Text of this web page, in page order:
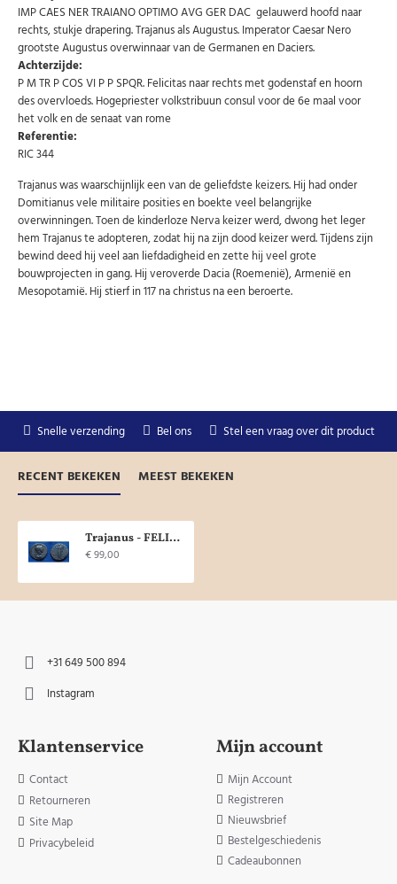
Uw
email
AANMELDEN
U kunt zich op elk moment weer afmelden via de nieuwsbrief.
Uw gegevens worden niet gedeeld met derden
Niet meer opnieuw tonen.
IMP CAES NER TRAIANO OPTIMO AVG GER DAC gelauwerd hoofd naar
rechts, stukje drapering. Trajanus als Augustus. Imperator Caesar Nero
grootste Augustus overwinnaar van de Germanen en Daciers.
Achterzijde:
P M TR P COS VI P P SPQR. Felicitas naar rechts met godenstaf en hoorn
des overvloeds. Hogepriester volkstribuun consul voor de 6e maal voor
het volk en de senaat van rome
Referentie:
RIC 344
Trajanus was waarschijnlijk een van de geliefdste keizers. Hij had onder
Domitianus vele militaire posities en boekte veel belangrijke
overwinningen. Toen de kinderloze Nerva keizer werd, dwong het leger
hem Trajanus te adopteren, zodat hij na zijn dood keizer werd. Tijdens zijn
bewind deed hij veel aan liefdadigheid en zette hij veel grote
bouwprojecten in gang. Hij veroverde Dacia (Roemenië), Armenië en
Mesopotamië. Hij stierf in 117 na christus na een beroerte.
Snelle verzending Bel ons Stel een vraag over dit product
RECENT BEKEKEN MEEST BEKEKEN
Trajanus - FELICITAS interessante buste niet in RIC! (Au1944)
€ 99,00
+31 649 500 894
Instagram
Klantenservice
Contact
Retourneren
Site Map
Privacybeleid
Mijn account
Mijn Account
Registreren
Nieuwsbrief
Bestelgeschiedenis
Cadeaubonnen